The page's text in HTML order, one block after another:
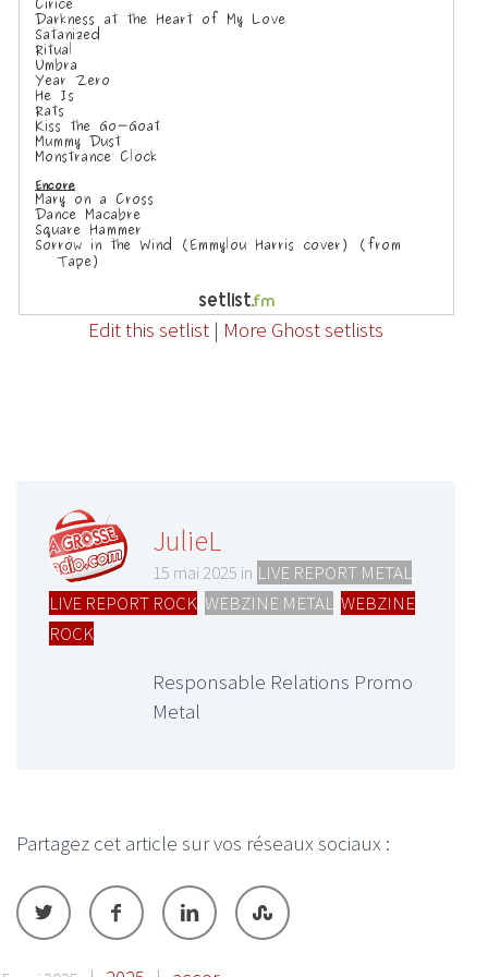
Edit this setlist | More Ghost setlists
JulieL
15 mai 2025 in LIVE REPORT METAL
LIVE REPORT ROCK WEBZINE METAL WEBZINE
ROCK
Responsable Relations Promo
Metal
Partagez cet article sur vos réseaux sociaux :